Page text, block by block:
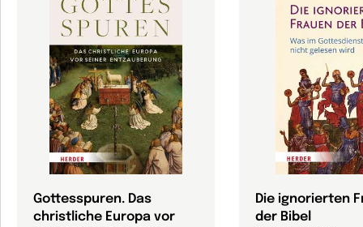
Gottesspuren. Das
christliche Europa vor
Die ignorierten
der Bibel